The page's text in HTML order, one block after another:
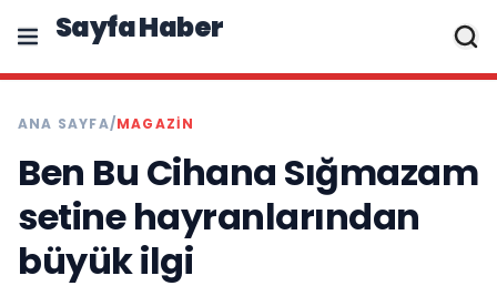
Sayfa Haber
ANA SAYFA/MAGAZIN
Ben Bu Cihana Sığmazam
setine hayranlarından
büyük ilgi